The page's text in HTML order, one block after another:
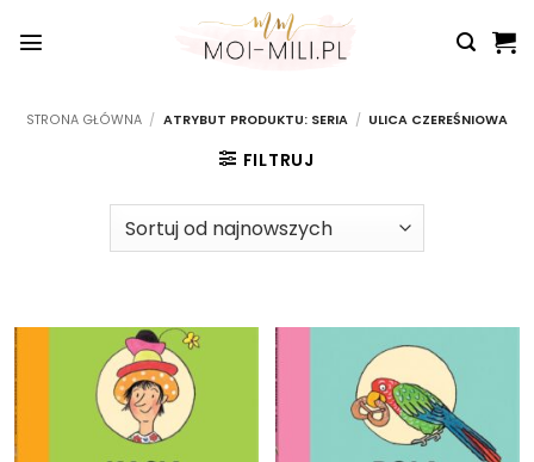
do
STRONA GŁÓWNA / ATRYBUT PRODUKTU: SERIA / ULICA CZEREŚNIOWA
FILTRUJ